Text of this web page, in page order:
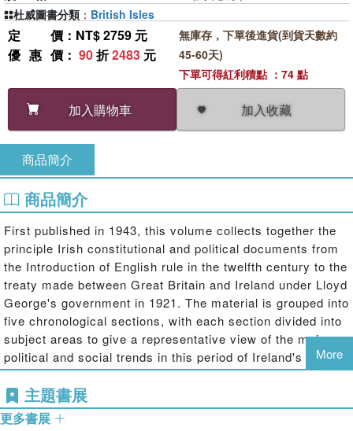
定價 ：NT$ 2759 元
優惠價 ： 90折2483 元
加入購物車 加入收藏
無庫存，下單後進貨(到貨天數約
45-60天)
下單可得紅利積點 ：74 點
杜威圖書分類 ： British Isles
商品簡介
商品簡介
First published in 1943, this volume collects together the
principle Irish constitutional and political documents from
the Introduction of English rule in the twelfth century to the
treaty made between Great Britain and Ireland under Lloyd
George's government in 1921. The material is grouped into
five chronological sections, with each section divided into
subject areas to give a representative view of the main
political and social trends in this period of Ireland's
history.
More
主題書展
更多書展